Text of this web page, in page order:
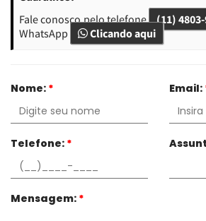
Fale conosco pelo telefone (11)
WhatsApp
Clicando aqui
Nome: * Email:
Telefone: *
Mensagem: *